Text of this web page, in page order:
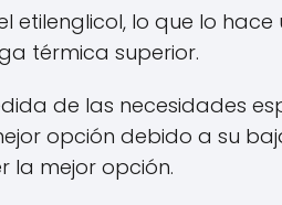
etilenglicol, lo que lo
térmica superior.
de las necesidades
opción debido a su
la mejor opción.